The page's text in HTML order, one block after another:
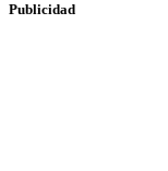
Publicidad